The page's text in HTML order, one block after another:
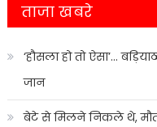
ताजा खबरे
‘हौसला हो तो ऐसा’…
जान
बेटे से मिलने निकले थे,